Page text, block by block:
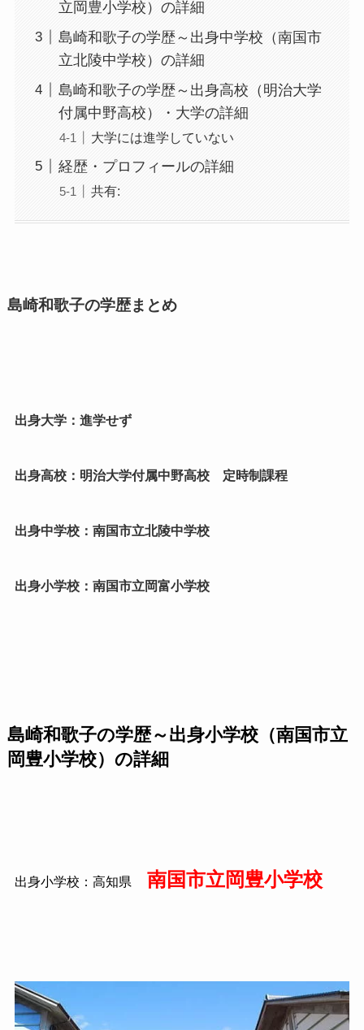
立岡豊小学校）の詳細
島崎和歌子の学歴～出身中学校（南国市
立北陵中学校）の詳細
島崎和歌子の学歴～出身高校（明治大学
付属中野高校）・大学の詳細
大学には進学していない
経歴・プロフィールの詳細
共有:
島崎和歌子の学歴まとめ
出身大学：進学せず
出身高校：明治大学付属中野高校 定時制課程
出身中学校：南国市立北陵中学校
出身小学校：南国市立岡富小学校
島崎和歌子の学歴～出身小学校（南国市立
岡豊小学校）の詳細
出身小学校：高知県 南国市立岡豊小学校